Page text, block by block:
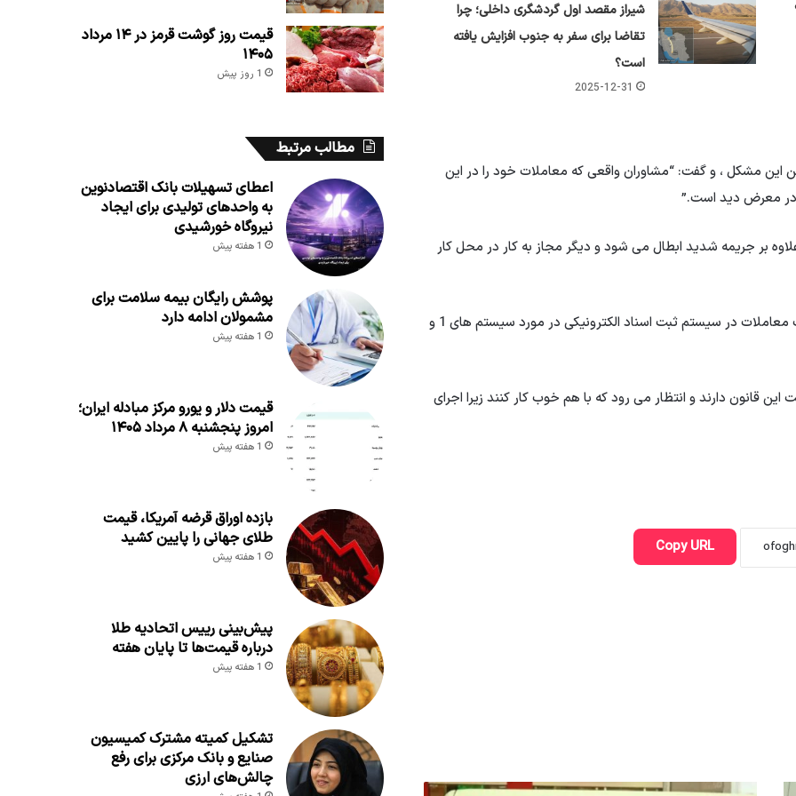
شیراز مقصد اول گردشگری داخلی؛ چرا
تقاضا برای سفر به جنوب افزایش یافته
است؟
2025-12-31
این مشکل ، و گفت: “مشاوران واقعی که معاملات خود را در این
در معرض دید است.”
بر جریمه شدید ابطال می شود و دیگر مجاز به کار در محل کار
وی از عموم مردم خواست تا در صورت تعیین نقض عدم ثبت معاملات در سیستم ثبت اسناد الکترونیکی در مورد سیستم های 1 و
قانون دارند و انتظار می رود که با هم خوب کار کنند زیرا اجرای
Copy URL
قیمت روز گوشت قرمز در ۱۴ مرداد
۱۴۰۵
1 روز پیش
مطالب مرتبط
اعطای تسهیلات بانک اقتصادنوین
به واحدهای تولیدی برای ایجاد
نیروگاه خورشیدی
1 هفته پیش
پوشش رایگان بیمه سلامت برای
مشمولان ادامه دارد
1 هفته پیش
قیمت دلار و یورو مرکز مبادله ایران؛
امروز پنجشنبه ۸ مرداد ۱۴۰۵
1 هفته پیش
بازده اوراق قرضه آمریکا، قیمت
طلای جهانی را پایین کشید
1 هفته پیش
پیش‌بینی رییس اتحادیه طلا
درباره قیمت‌ها تا پایان هفته
1 هفته پیش
تشکیل کمیته مشترک کمیسیون
صنایع و بانک مرکزی برای رفع
چالش‌های ارزی